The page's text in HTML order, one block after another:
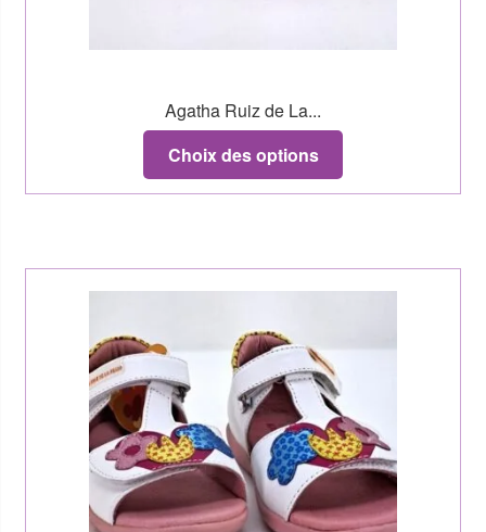
Agatha Ruiz de La...
Choix des options